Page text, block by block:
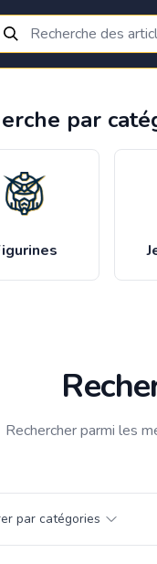
par
Rechercher parmi les
par catégories